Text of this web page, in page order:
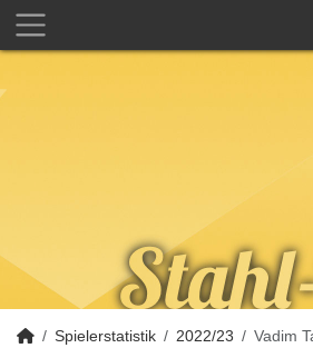
Spielerstatistik 2022/23 Vadim